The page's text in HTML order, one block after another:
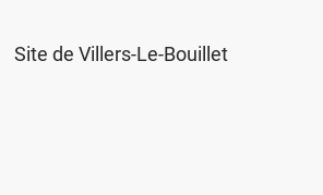
Site de Villers-Le-Bouillet